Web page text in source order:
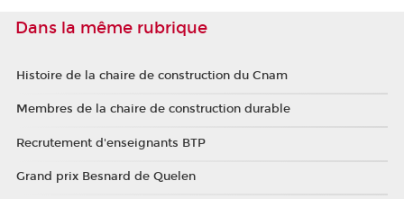
Dans la même rubrique
Histoire de la chaire de construction du Cnam
Membres de la chaire de construction durable
Recrutement d'enseignants BTP
Grand prix Besnard de Quelen